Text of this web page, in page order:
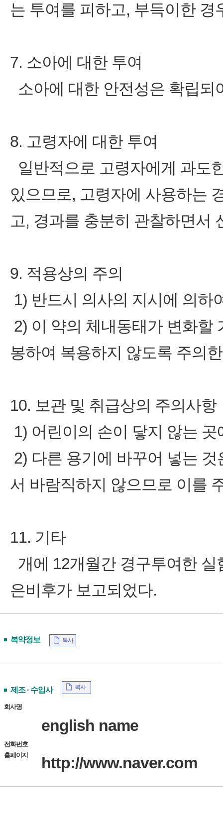
는 투여를 피하고, 부득이한
7. 소아에 대한 투여
소아에 대한 안전성은 확립
8. 고령자에 대한 투여
일반적으로 고령자에게 과도
있으므로, 고령자에 사용하는
고, 경과를 충분히 관찰하면서
9. 적용상의 주의
1) 반드시 의사의 지시에 의하
2) 이 약의 체내동태가 변화할
봉하여 복용하지 않도록 주의
10. 보관 및 취급상의 주의사항
1) 어린이의 손이 닿지 않는 곳
2) 다른 용기에 바꾸어 넣는
서 바람직하지 않으므로 이를
11. 기타
개에 12개월간 경구투여한
은비후가 보고되었다.
복약정보 복사
제조 · 수입사 복사
회사명
english name
전화번호
홈페이지
http://www.naver.com